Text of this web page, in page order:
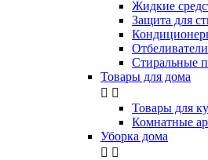
Жидкие
Защита для
Стиральные
Товары для дома
 
Товары для
Комнатные
Уборка дома
 